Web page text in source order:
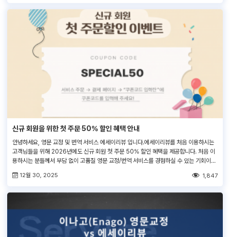
신규 회원을 위한 첫 주문 50% 할인 혜택 안내
안녕하세요, 영문 교정 및 번역 서비스 에세이리뷰 입니다.에세이리뷰를 처음 이용하시는
고객님들을 위해 2026년에도 신규 회원 첫 주문 50% 할인 혜택을 제공합니다. 처음 이
용하시는 분들께서 부담 없이 고품질 영문 교정/번역 서비스를 경험하실 수 있는 기회이니,
—————————————————————————————————
12월 30, 2025 1,847